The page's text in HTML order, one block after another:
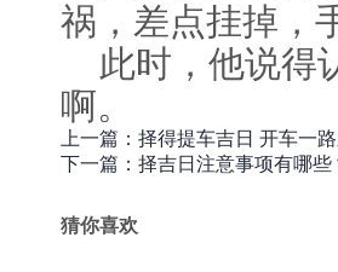
祸，差点挂掉，
此时，他说得
啊。
上一篇：择得提车吉日 开车一路
下一篇：择吉日注意事项有哪些
猜你喜欢